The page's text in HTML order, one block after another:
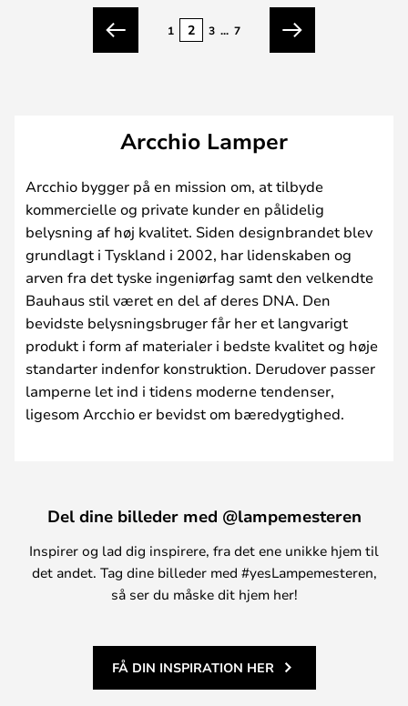
Forrige
1 2 3 ... 7
Næste
Arcchio Lamper
Arcchio bygger på en mission om, at tilbyde
kommercielle og private kunder en pålidelig
belysning af høj kvalitet. Siden designbrandet blev
grundlagt i Tyskland i 2002, har lidenskaben og
arven fra det tyske ingeniørfag samt den velkendte
Bauhaus stil været en del af deres DNA. Den
bevidste belysningsbruger får her et langvarigt
produkt i form af materialer i bedste kvalitet og høje
standarter indenfor konstruktion. Derudover passer
lamperne let ind i tidens moderne tendenser,
ligesom Arcchio er bevidst om bæredygtighed.
Del dine billeder med @lampemesteren
Inspirer og lad dig inspirere, fra det ene unikke hjem til
det andet. Tag dine billeder med #yesLampemesteren,
så ser du måske dit hjem her!
FÅ DIN INSPIRATION HER